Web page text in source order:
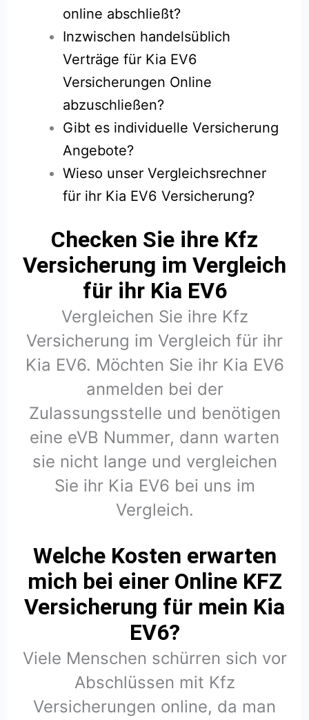
online abschließt?
Inzwischen handelsüblich
Verträge für Kia EV6
Versicherungen Online
abzuschließen?
Gibt es individuelle Versicherung
Angebote?
Wieso unser Vergleichsrechner
für ihr Kia EV6 Versicherung?
Checken Sie ihre Kfz
Versicherung im Vergleich
für ihr Kia EV6
Vergleichen Sie ihre Kfz
Versicherung im Vergleich für ihr
Kia EV6. Möchten Sie ihr Kia EV6
anmelden bei der
Zulassungsstelle und benötigen
eine eVB Nummer, dann warten
sie nicht lange und vergleichen
Sie ihr Kia EV6 bei uns im
Vergleich.
Welche Kosten erwarten
mich bei einer Online KFZ
Versicherung für mein Kia
EV6?
Viele Menschen schürren sich vor
Abschlüssen mit Kfz
Versicherungen online, da man